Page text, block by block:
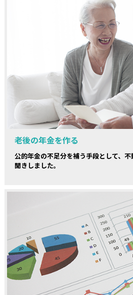
老後の年金を作る
公的年金の不足分を補う手段として、
聞きしました。